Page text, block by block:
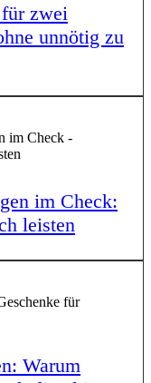
zwei
unnö­tig zu
im Check:
leis­ten
Warum